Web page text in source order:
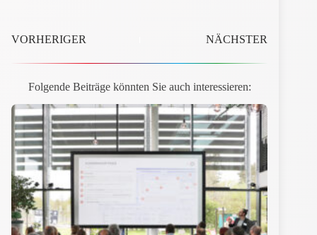
VORHERIGER NÄCHSTER
Folgende Beiträge könnten Sie auch interessieren: